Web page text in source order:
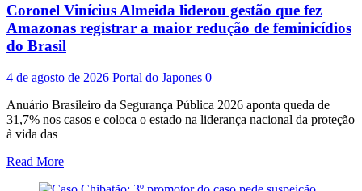
Coronel Vinícius Almeida liderou gestão que fez
Amazonas registrar a maior redução de feminicídios
do Brasil
4 de agosto de 2026 Portal do Japones 0
Anuário Brasileiro da Segurança Pública 2026 aponta queda de
31,7% nos casos e coloca o estado na liderança nacional da proteção
à vida das
Read More